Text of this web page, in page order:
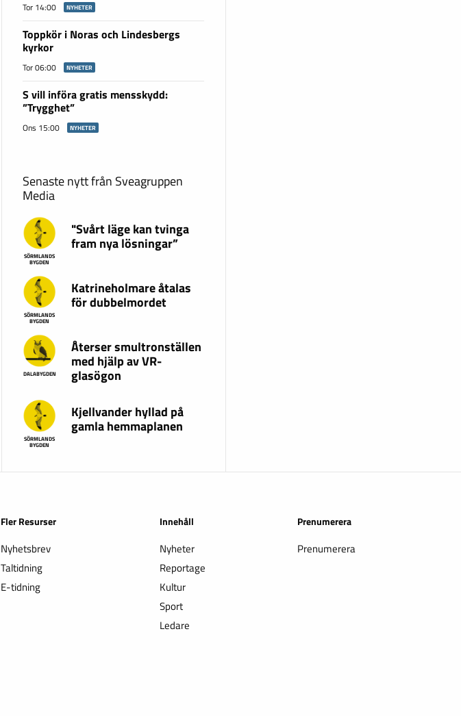
Tor 14:00 NYHETER
Toppkör i Noras och Lindesbergs
kyrkor
Tor 06:00 NYHETER
S vill införa gratis mensskydd:
”Trygghet”
Ons 15:00 NYHETER
Senaste nytt från Sveagruppen
Media
SÖRMLANDS
BYGDEN
"Svårt läge kan tvinga
fram nya lösningar”
SÖRMLANDS
BYGDEN
Katrineholmare åtalas
för dubbelmordet
DALABYGDEN
Återser smultronställen
med hjälp av VR-
glasögon
SÖRMLANDS
BYGDEN
Kjellvander hyllad på
gamla hemmaplanen
Fler Resurser
Nyhetsbrev
Taltidning
E-tidning
Innehåll
Nyheter
Reportage
Kultur
Sport
Ledare
Prenumerera
Prenumerera